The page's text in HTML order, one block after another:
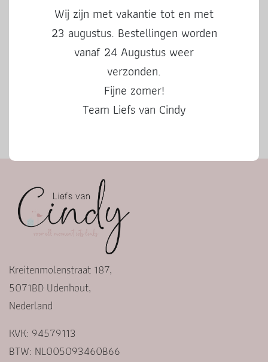
Wij zijn met vakantie tot en met
23 augustus. Bestellingen worden
vanaf 24 Augustus weer
verzonden.
Fijne zomer!
Team Liefs van Cindy
Kreitenmolenstraat 187,
5071BD Udenhout,
Nederland
KVK: 94579113
BTW: NL005093460B66